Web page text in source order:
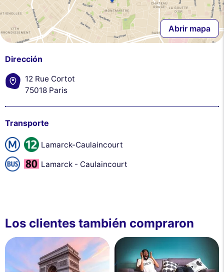
Abrir mapa
Dirección
12 Rue Cortot
75018 Paris
Transporte
Lamarck-Caulaincourt
Lamarck - Caulaincourt
Los clientes también compraron